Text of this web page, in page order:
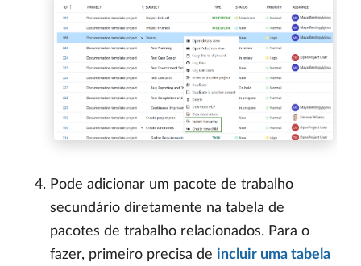
Pode adicionar um pacote de trabalho
secundário diretamente na tabela de
pacotes de trabalho relacionados. Para o
fazer, primeiro precisa de incluir uma tabela